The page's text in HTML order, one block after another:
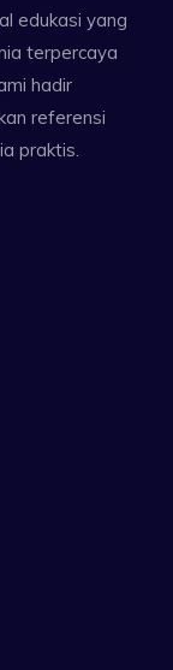
edukasi yang
terpercaya
hadir
referensi
praktis.